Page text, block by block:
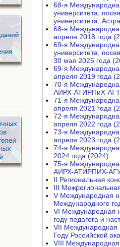
68-я
университета,
университета,
68-я
апреля 2018 года
69-я
университета,
30 мая 2025 года
69-я
апреля 2019 года
70-я
АИРХ-АТИРПиХ-
71-я
апреля 2021 года
72-я
апреля 2022 года
73-я
апреля 2023 года
74-я
2024 года (2024)
75-я
АИРХ-АТИРПИХ-АГУ
II Региональная
III
V Международная
Международного
VI Международная
году педагога и
VII Международная
Году Российской
VIII Международная